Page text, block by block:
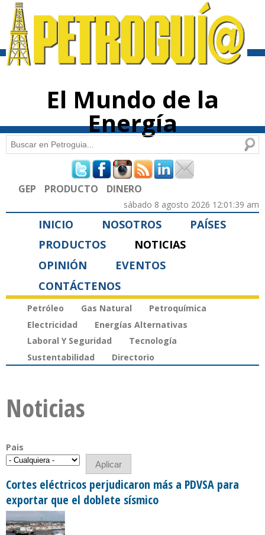
contenido
El Mundo de la
Energía
Formulario de búsqueda
Buscar
GEP PRODUCTO DINERO
sábado 8 agosto 2026 12:01:39 am
INICIO NOSOTROS
PAÍSES
PRODUCTOS
NOTICIAS
OPINIÓN
EVENTOS
CONTÁCTENOS
Petróleo Gas Natural
Petroquímica
Electricidad
Energías Alternativas
Laboral Y Seguridad
Tecnología
Sustentabilidad
Directorio
Noticias
Pais
Cortes eléctricos perjudicaron más a PDVSA para
exportar que el doblete sísmico